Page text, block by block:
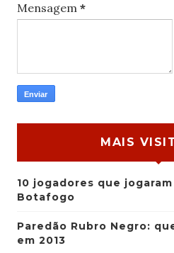
Mensagem *
MAIS
10 jogadores que
Botafogo
Paredão Rubro Negro:
em 2013